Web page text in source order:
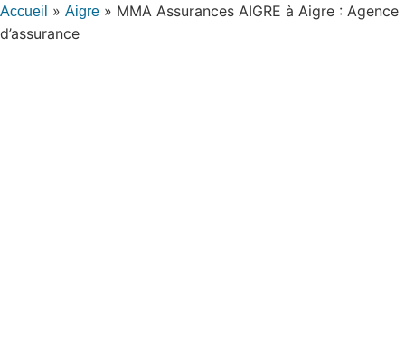
Accueil » Aigre » MMA Assurances AIGRE à Aigre : Agence
d’assurance